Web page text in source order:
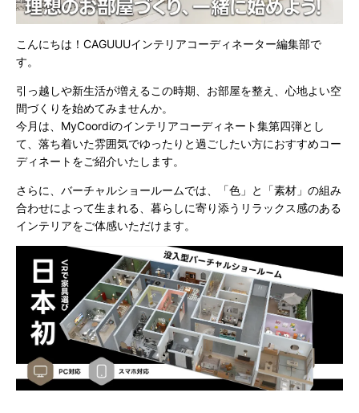
こんにちは！CAGUUUインテリアコーディネーター編集部で
す。
引っ越しや新生活が増えるこの時期、お部屋を整え、心地よい空
間づくりを始めてみませんか。
今月は、MyCoordiのインテリアコーディネート集第四弾とし
て、落ち着いた雰囲気でゆったりと過ごしたい方におすすめコー
ディネートをご紹介いたします。
さらに、バーチャルショールームでは、「色」と「素材」の組み
合わせによって生まれる、暮らしに寄り添うリラックス感のある
インテリアをご体感いただけます。